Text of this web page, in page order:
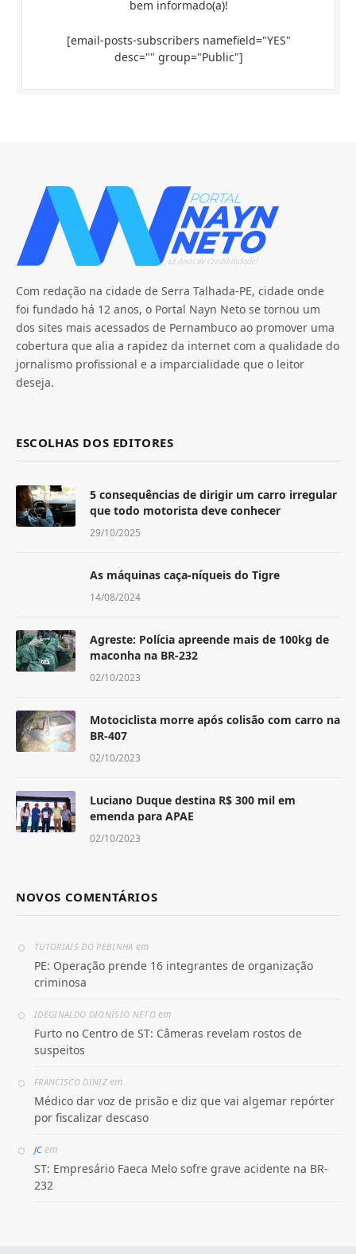
bem informado(a)!
[email-posts-subscribers namefield="YES"
desc="" group="Public"]
Com redação na cidade de Serra Talhada-PE, cidade onde
foi fundado há 12 anos, o Portal Nayn Neto se tornou um
dos sites mais acessados de Pernambuco ao promover uma
cobertura que alia a rapidez da internet com a qualidade do
jornalismo profissional e a imparcialidade que o leitor
deseja.
ESCOLHAS DOS EDITORES
5 consequências de dirigir um carro irregular
que todo motorista deve conhecer
29/10/2025
As máquinas caça-níqueis do Tigre
14/08/2024
Agreste: Polícia apreende mais de 100kg de
maconha na BR-232
02/10/2023
Motociclista morre após colisão com carro na
BR-407
02/10/2023
Luciano Duque destina R$ 300 mil em
emenda para APAE
02/10/2023
NOVOS COMENTÁRIOS
TUTORIAIS DO PEBINHA em
PE: Operação prende 16 integrantes de organização
criminosa
IDEGINALDO DIONÍSIO NETOem
Furto no Centro de ST: Câmeras revelam rostos de
suspeitos
FRANCISCO DINIZem
Médico dar voz de prisão e diz que vai algemar repórter
por fiscalizar descaso
JCem
ST: Empresário Faeca Melo sofre grave acidente na BR-
232